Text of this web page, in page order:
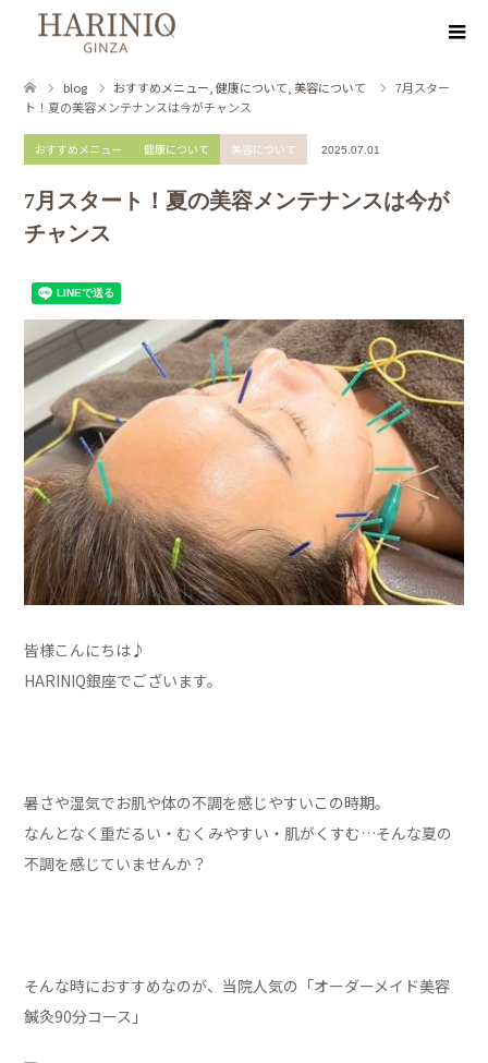
blog おすすめメニュー 健康について 美容について
7月スター
ト！夏の美容メンテナンスは今がチャンス
おすすめメニュー 健康について 美容について 2025.07.01
7月スタート！夏の美容メンテナンスは今が
チャンス
皆様こんにちは♪
HARINIQ銀座でございます。
暑さや湿気でお肌や体の不調を感じやすいこの時期。
なんとなく重だるい・むくみやすい・肌がくすむ…そんな夏の
不調を感じていませんか？
そんな時におすすめなのが、当院人気の「オーダーメイド美容
鍼灸90分コース」